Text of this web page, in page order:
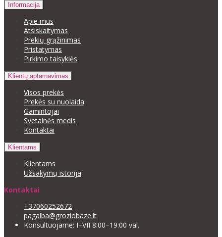
Informacija
Apie mus
Atsiskaitymas
Prekių grąžinimas
Pristatymas
Pirkimo taisyklės
Klientų aptarnavimas
Visos prekės
Prekės su nuolaida
Gamintojai
Svetainės medis
Kontaktai
Klientams
Klientams
Užsakymų istorija
Kontaktai
+37060252672
pagalba@groziobaze.lt
Konsultuojame: I–VII 8:00–19:00 val.